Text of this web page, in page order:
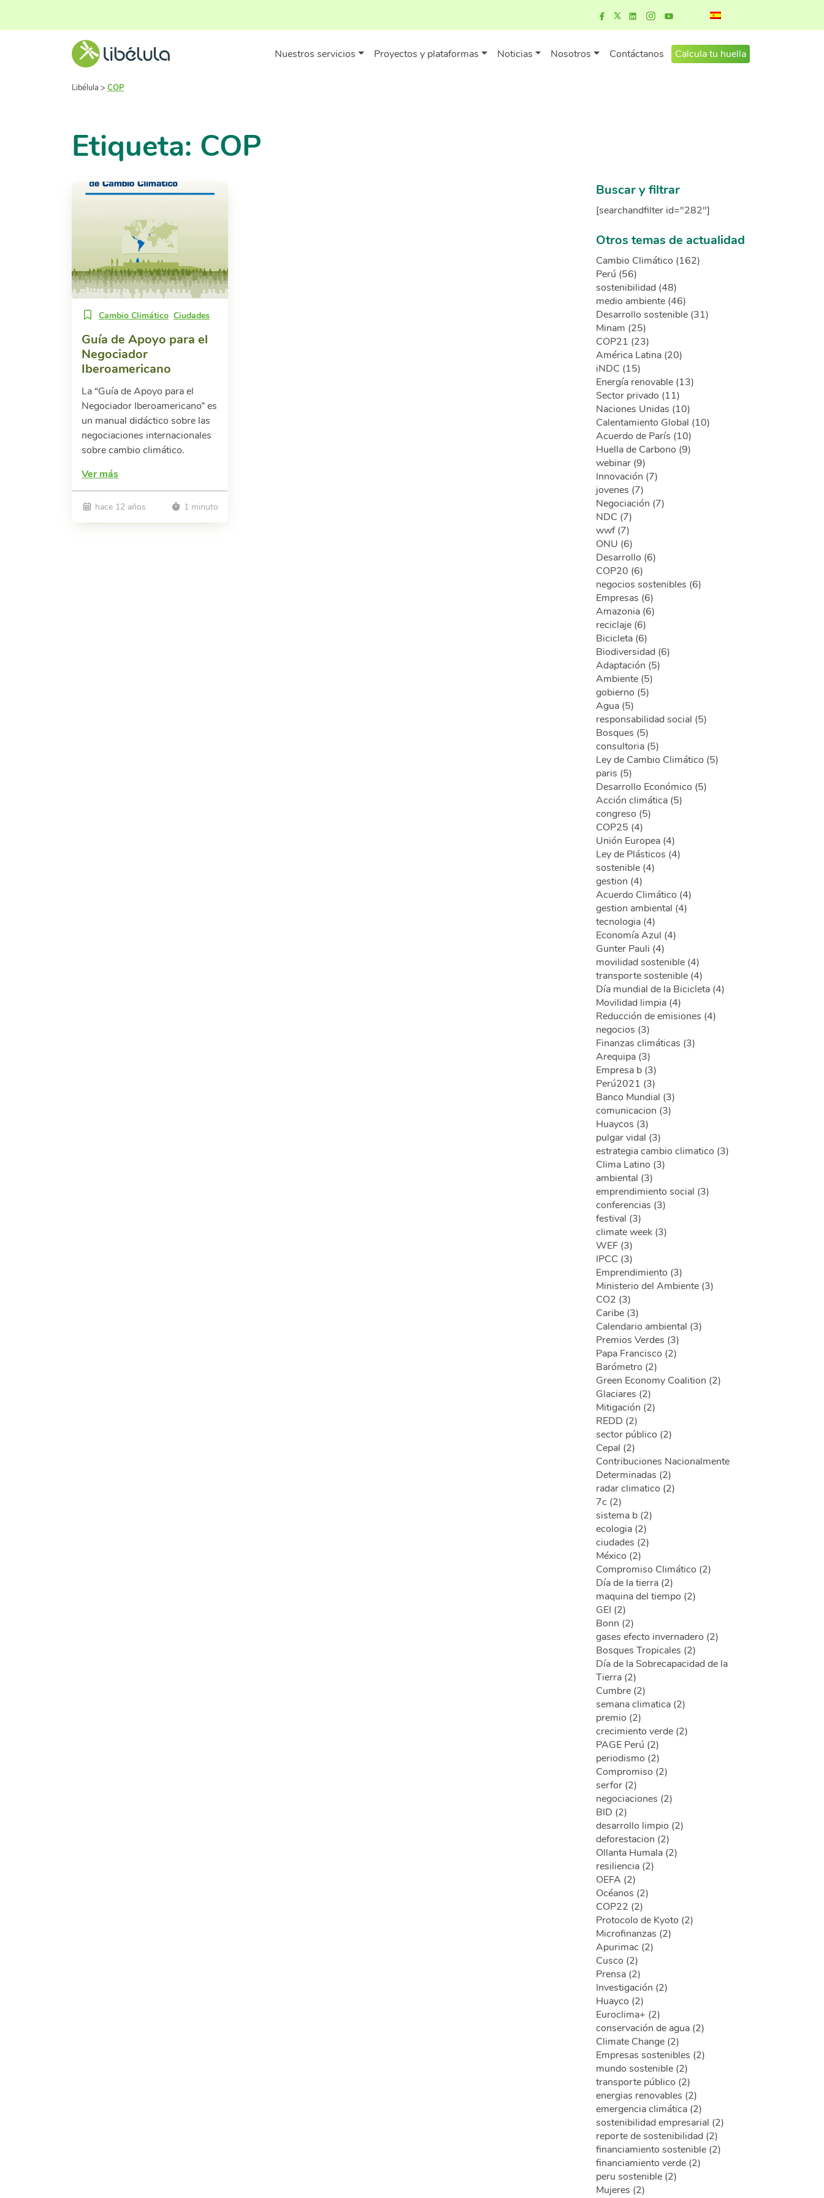
Nuestros servicios Proyectos y plataformas Noticias Nosotros Contáctanos Calcula tu huella
Libélula > COP
Etiqueta: COP
Cambio Climático Ciudades
Guía de Apoyo para el
Negociador
Iberoamericano
La “Guía de Apoyo para el
Negociador Iberoamericano” es
un manual didáctico sobre las
negociaciones internacionales
sobre cambio climático.
Ver más
hace 12 años 1 minuto
Buscar y filtrar
[searchandfilter id="282"]
Otros temas de actualidad
Cambio Climático (162)
Perú (56)
sostenibilidad (48)
medio ambiente (46)
Desarrollo sostenible (31)
Minam (25)
COP21 (23)
América Latina (20)
iNDC (15)
Energía renovable (13)
Sector privado (11)
Naciones Unidas (10)
Calentamiento Global (10)
Acuerdo de París (10)
Huella de Carbono (9)
webinar (9)
Innovación (7)
jovenes (7)
Negociación (7)
NDC (7)
wwf (7)
ONU (6)
Desarrollo (6)
COP20 (6)
negocios sostenibles (6)
Empresas (6)
Amazonia (6)
reciclaje (6)
Bicicleta (6)
Biodiversidad (6)
Adaptación (5)
Ambiente (5)
gobierno (5)
Agua (5)
responsabilidad social (5)
Bosques (5)
consultoria (5)
Ley de Cambio Climático (5)
paris (5)
Desarrollo Económico (5)
Acción climática (5)
congreso (5)
COP25 (4)
Unión Europea (4)
Ley de Plásticos (4)
sostenible (4)
gestion (4)
Acuerdo Climático (4)
gestion ambiental (4)
tecnologia (4)
Economía Azul (4)
Gunter Pauli (4)
movilidad sostenible (4)
transporte sostenible (4)
Día mundial de la Bicicleta (4)
Movilidad limpia (4)
Reducción de emisiones (4)
negocios (3)
Finanzas climáticas (3)
Arequipa (3)
Empresa b (3)
Perú2021 (3)
Banco Mundial (3)
comunicacion (3)
Huaycos (3)
pulgar vidal (3)
estrategia cambio climatico (3)
Clima Latino (3)
ambiental (3)
emprendimiento social (3)
conferencias (3)
festival (3)
climate week (3)
WEF (3)
IPCC (3)
Emprendimiento (3)
Ministerio del Ambiente (3)
CO2 (3)
Caribe (3)
Calendario ambiental (3)
Premios Verdes (3)
Papa Francisco (2)
Barómetro (2)
Green Economy Coalition (2)
Glaciares (2)
Mitigación (2)
REDD (2)
sector público (2)
Cepal (2)
Contribuciones Nacionalmente
Determinadas (2)
radar climatico (2)
7c (2)
sistema b (2)
ecologia (2)
ciudades (2)
México (2)
Compromiso Climático (2)
Día de la tierra (2)
maquina del tiempo (2)
GEI (2)
Bonn (2)
gases efecto invernadero (2)
Bosques Tropicales (2)
Día de la Sobrecapacidad de la
Tierra (2)
Cumbre (2)
semana climatica (2)
premio (2)
crecimiento verde (2)
PAGE Perú (2)
periodismo (2)
Compromiso (2)
serfor (2)
negociaciones (2)
BID (2)
desarrollo limpio (2)
deforestacion (2)
Ollanta Humala (2)
resiliencia (2)
OEFA (2)
Océanos (2)
COP22 (2)
Protocolo de Kyoto (2)
Microfinanzas (2)
Apurimac (2)
Cusco (2)
Prensa (2)
Investigación (2)
Huayco (2)
Euroclima+ (2)
conservación de agua (2)
Climate Change (2)
Empresas sostenibles (2)
mundo sostenible (2)
transporte público (2)
energias renovables (2)
emergencia climática (2)
sostenibilidad empresarial (2)
reporte de sostenibilidad (2)
financiamiento sostenible (2)
financiamiento verde (2)
peru sostenible (2)
Mujeres (2)